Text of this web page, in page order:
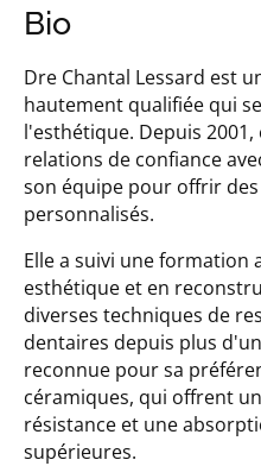
Bio
Dre Chantal Lessard est
hautement qualifiée qui
l'esthétique. Depuis
relations de confiance
son équipe pour offrir
personnalisés.
Elle a suivi une formation
esthétique et en
diverses techniques de
dentaires depuis plus
reconnue pour sa
céramiques, qui offrent
résistance et une
supérieures.